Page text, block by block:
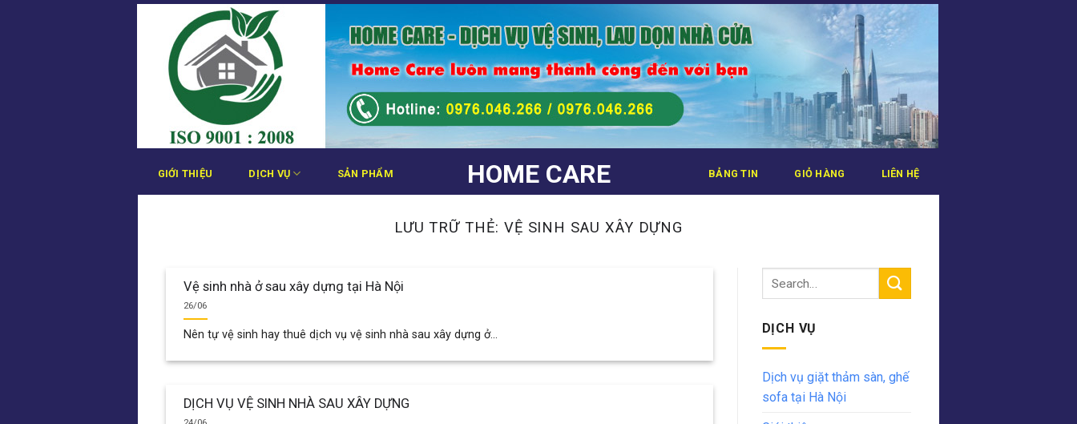
Bỏ
HOME CARE
GIỚI THIỆU DỊCH VỤ SẢN PHẨM BẢNG TIN GIỎ HÀNG LIÊN HỆ
LƯU TRỮ THẺ: VỆ SINH SAU XÂY DỰNG
Vệ sinh nhà ở sau xây dựng tại Hà Nội
26/06
Nên tự vệ sinh hay thuê dịch vụ vệ sinh nhà sau xây dựng ở...
DỊCH VỤ VỆ SINH NHÀ SAU XÂY DỰNG
DỊCH VỤ
Dịch vụ giặt thảm sàn, ghế
sofa tại Hà Nội